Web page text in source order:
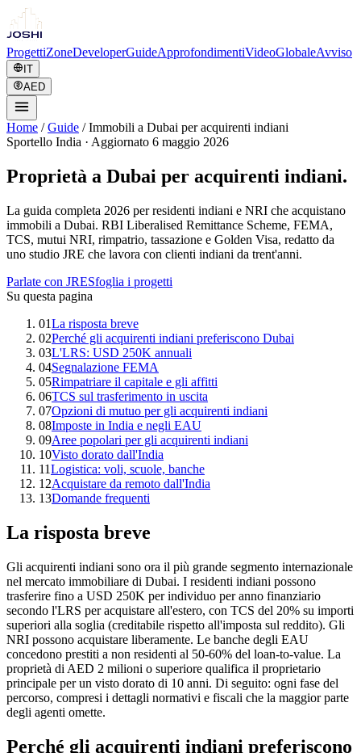
ProgettiZoneDeveloperGuideApprofondimentiVideoGlobaleAvviso
IT
AED
Home / Guide /Immobili a Dubai per acquirenti indiani
Sportello India · Aggiornato 6 maggio 2026
Proprietà a Dubai per acquirenti indiani.
La guida completa 2026 per residenti indiani e NRI che acquistano
immobili a Dubai. RBI Liberalised Remittance Scheme, FEMA,
TCS, mutui NRI, rimpatrio, tassazione e Golden Visa, redatto da
uno studio JRE che lavora con clienti indiani da trent'anni.
Parlate con JRESfoglia i progetti
Su questa pagina
01La risposta breve
02Perché gli acquirenti indiani preferiscono Dubai
03L'LRS: USD 250K annuali
04Segnalazione FEMA
05Rimpatriare il capitale e gli affitti
06TCS sul trasferimento in uscita
07Opzioni di mutuo per gli acquirenti indiani
08Imposte in India e negli EAU
09Aree popolari per gli acquirenti indiani
10Visto dorato dall'India
11Logistica: voli, scuole, banche
12Acquistare da remoto dall'India
13Domande frequenti
La risposta breve
Gli acquirenti indiani sono ora il più grande segmento internazionale
nel mercato immobiliare di Dubai. I residenti indiani possono
trasferire fino a USD 250K per individuo per anno finanziario
secondo l'LRS per acquistare all'estero, con TCS del 20% su importi
superiori alla soglia (creditabile rispetto all'imposta sul reddito). Gli
NRI possono acquistare liberamente. Le banche degli EAU
concedono prestiti a non residenti al 50-60% del loan-to-value. La
proprietà di AED 2 milioni o superiore qualifica il proprietario
principale per un visto dorato di 10 anni. Di seguito: ogni fase del
percorso, compresi i dettagli normativi e fiscali che la maggior parte
degli agenti omette.
Perché gli acquirenti indiani preferiscono